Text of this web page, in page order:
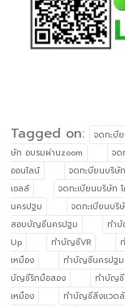
Tagged on: จดทะบี
ษัท อบรมผ่านzoom
จด
ออนไลน์
จดทะบียนบริษั
เซลล์
จดทะเบียนบริษัท
นครปฐม
จดทะเบียนบริ
สอบบัญชีนครปฐม
ทำ
Up
ทำบัญชีVR
เหมือง
ทำบัญชีนครปฐม
บัญชีริกมือสอง
ทำบัญชี
เหมือง
ทำบัญชีสิ่งแวดล้